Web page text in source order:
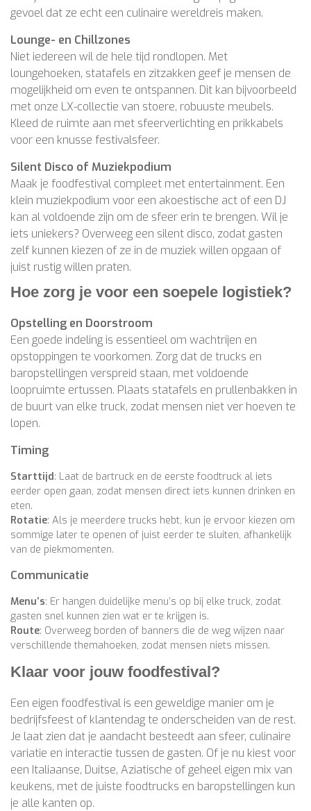
gevoel dat ze echt een culinaire wereldreis maken.
Lounge- en Chillzones
Niet iedereen wil de hele tijd rondlopen. Met
loungehoeken, statafels en zitzakken geef je mensen de
mogelijkheid om even te ontspannen. Dit kan bijvoorbeeld
met onze LX-collectie van stoere, robuuste meubels.
Kleed de ruimte aan met sfeerverlichting en prikkabels
voor een knusse festivalsfeer.
Silent Disco of Muziekpodium
Maak je foodfestival compleet met entertainment. Een
klein muziekpodium voor een akoestische act of een DJ
kan al voldoende zijn om de sfeer erin te brengen. Wil je
iets uniekers? Overweeg een silent disco, zodat gasten
zelf kunnen kiezen of ze in de muziek willen opgaan of
juist rustig willen praten.
Hoe zorg je voor een soepele logistiek?
Opstelling en Doorstroom
Een goede indeling is essentieel om wachtrijen en
opstoppingen te voorkomen. Zorg dat de trucks en
baropstellingen verspreid staan, met voldoende
loopruimte ertussen. Plaats statafels en prullenbakken in
de buurt van elke truck, zodat mensen niet ver hoeven te
lopen.
Timing
Starttijd: Laat de bartruck en de eerste foodtruck al iets
eerder open gaan, zodat mensen direct iets kunnen drinken en
eten.
Rotatie: Als je meerdere trucks hebt, kun je ervoor kiezen om
sommige later te openen of juist eerder te sluiten, afhankelijk
van de piekmomenten.
Communicatie
Menu’s: Er hangen duidelijke menu’s op bij elke truck, zodat
gasten snel kunnen zien wat er te krijgen is.
Route: Overweeg borden of banners die de weg wijzen naar
verschillende themahoeken, zodat mensen niets missen.
Klaar voor jouw foodfestival?
Een eigen foodfestival is een geweldige manier om je
bedrijfsfeest of klantendag te onderscheiden van de rest.
Je laat zien dat je aandacht besteedt aan sfeer, culinaire
variatie en interactie tussen de gasten. Of je nu kiest voor
een Italiaanse, Duitse, Aziatische of geheel eigen mix van
keukens, met de juiste foodtrucks en baropstellingen kun
je alle kanten op.